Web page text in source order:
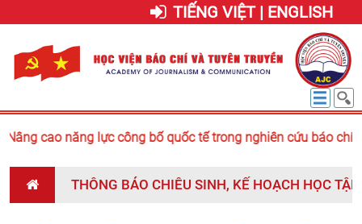
TIẾNG VIỆT | ENGLISH
cao năng lực công bố quốc tế trong nghiên cứu báo chí
THÔNG BÁO CHIÊU SINH, KẾ HOẠCH HỌC